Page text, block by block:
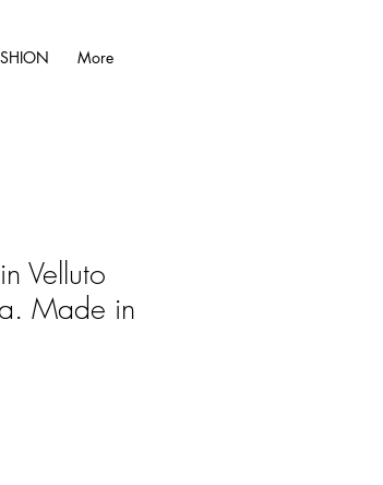
More
Velluto
Made in